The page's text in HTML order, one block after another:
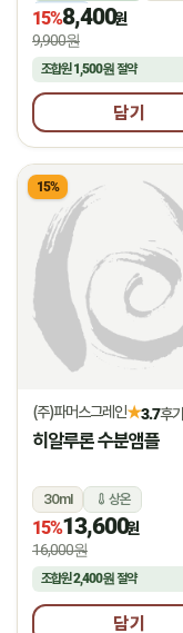
냉동
15%8,400원
9,900원
조합원1,500원 절약
담기
15%
(주)파머스그레인★3.7후
히알루론 수분앰플
30ml 상온
15%13,600원
16,000원
조합원2,400원 절약
담기